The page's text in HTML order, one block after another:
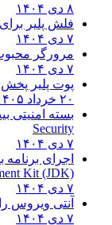
فلش پلیر برای
مرورگر محبوب
پوت پلیر پخش
بسته امنیتی بیت
Security
اجرای برنامه بر
Kit (JDK)
آنتی ویروس رایگان